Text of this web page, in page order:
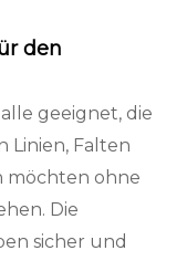
den
geeignet, die
Linien, Falten
möchten ohne
Die
sicher und